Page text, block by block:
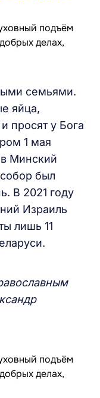
семьями.
яйца,
просят у Бога
1 мая
Минский
был
В 2021 году
Израиль
лишь 11